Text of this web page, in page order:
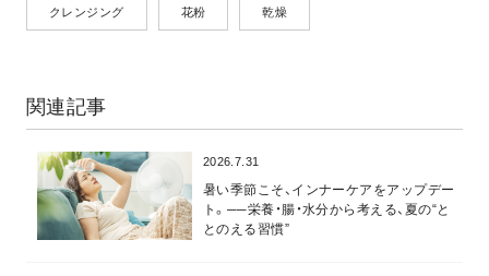
クレンジング 花粉 乾燥
関連記事
2026.7.31
暑い季節こそ、インナーケアをアップデー
ト。──栄養・腸・水分から考える、夏の“と
とのえる習慣”